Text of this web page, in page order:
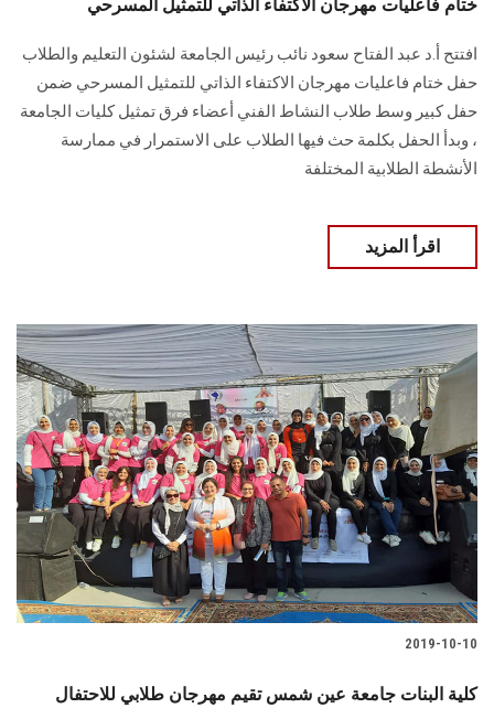
ختام فاعليات مهرجان الاكتفاء الذاتي للتمثيل المسرحي
افتتح أ.د عبد الفتاح سعود نائب رئيس الجامعة لشئون التعليم والطلاب
حفل ختام فاعليات مهرجان الاكتفاء الذاتي للتمثيل المسرحي ضمن
حفل كبير وسط طلاب النشاط الفني أعضاء فرق تمثيل كليات الجامعة
، وبدأ الحفل بكلمة حث فيها الطلاب على الاستمرار في ممارسة
الأنشطة الطلابية المختلفة
اقرأ المزيد
2019-10-10
كلية البنات جامعة عين شمس تقيم مهرجان طلابي للاحتفال